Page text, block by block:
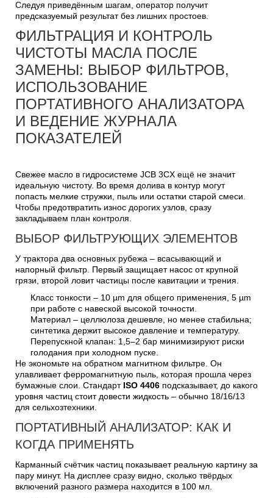
Следуя приведённым шагам, оператор получит
предсказуемый результат без лишних простоев.
ФИЛЬТРАЦИЯ И КОНТРОЛЬ
ЧИСТОТЫ МАСЛА ПОСЛЕ
ЗАМЕНЫ: ВЫБОР ФИЛЬТРОВ,
ИСПОЛЬЗОВАНИЕ
ПОРТАТИВНОГО АНАЛИЗАТОРА
И ВЕДЕНИЕ ЖУРНАЛА
ПОКАЗАТЕЛЕЙ
Свежее масло в гидросистеме JCB 3CX ещё не значит
идеальную чистоту. Во время долива в контур могут
попасть мелкие стружки, пыль или остатки старой смеси.
Чтобы предотвратить износ дорогих узлов, сразу
закладываем план контроля.
ВЫБОР ФИЛЬТРУЮЩИХ ЭЛЕМЕНТОВ
У трактора два основных рубежа – всасывающий и
напорный фильтр. Первый защищает насос от крупной
грязи, второй ловит частицы после кавитации и трения.
Класс тонкости – 10 µm для общего применения, 5 µm
при работе с навеской высокой точности.
Материал – целлюлоза дешевле, но менее стабильна;
синтетика держит высокое давление и температуру.
Перепускной клапан: 1,5–2 бар минимизируют риски
голодания при холодном пуске.
Не экономьте на обратном магнитном фильтре. Он
улавливает ферромагнитную пыль, которая прошла через
бумажные слои. Стандарт ISO 4406 подсказывает, до какого
уровня частиц стоит довести жидкость – обычно 18/16/13
для сельхозтехники.
ПОРТАТИВНЫЙ АНАЛИЗАТОР: КАК И
КОГДА ПРИМЕНЯТЬ
Карманный счётчик частиц показывает реальную картину за
пару минут. На дисплее сразу видно, сколько твёрдых
включений разного размера находится в 100 мл.